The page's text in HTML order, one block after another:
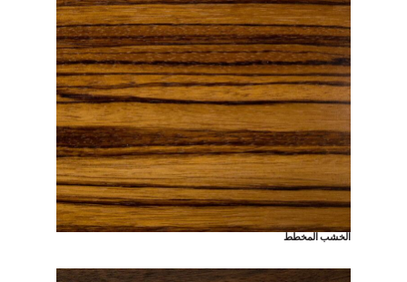
الخشب المخطط